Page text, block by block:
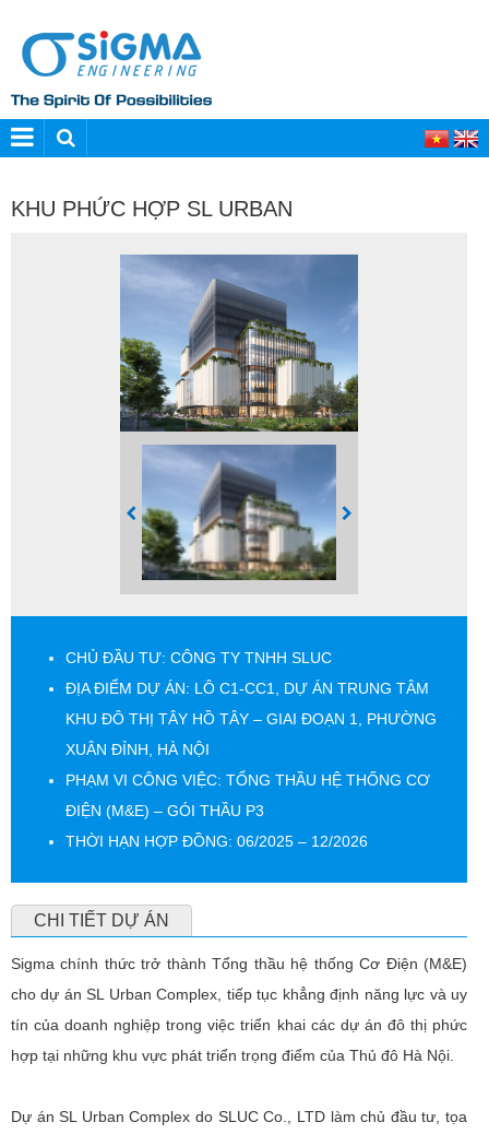
KHU PHỨC HỢP SL URBAN
CHỦ ĐẦU TƯ: CÔNG TY TNHH SLUC
ĐỊA ĐIỂM DỰ ÁN: LÔ C1-CC1, DỰ ÁN TRUNG TÂM
KHU ĐÔ THỊ TÂY HỒ TÂY – GIAI ĐOẠN 1, PHƯỜNG
XUÂN ĐỈNH, HÀ NỘI
PHẠM VI CÔNG VIỆC: TỔNG THẦU HỆ THỐNG CƠ
ĐIỆN (M&E) – GÓI THẦU P3
THỜI HẠN HỢP ĐỒNG: 06/2025 – 12/2026
CHI TIẾT DỰ ÁN
Sigma chính thức trở thành Tổng thầu hệ thống Cơ Điện (M&E)
cho dự án SL Urban Complex, tiếp tục khẳng định năng lực và uy
tín của doanh nghiệp trong việc triển khai các dự án đô thị phức
hợp tại những khu vực phát triển trọng điểm của Thủ đô Hà Nội.
Dự án SL Urban Complex do SLUC Co., LTD làm chủ đầu tư, tọa